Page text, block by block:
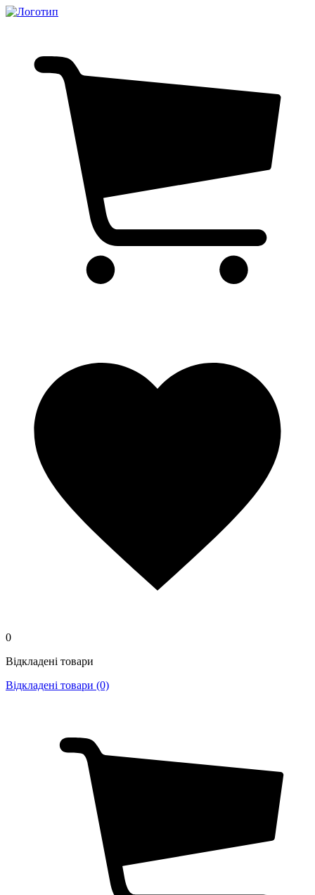
0
Відкладені товари
Відкладені товари (0)